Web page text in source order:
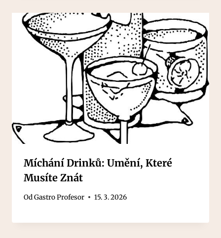
Míchání Drinků: Umění, Které
Musíte Znát
OdGastro Profesor 15. 3. 2026